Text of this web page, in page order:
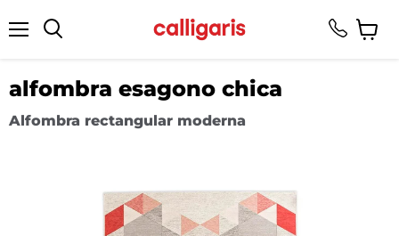
alfombra esagono chica
Alfombra rectangular moderna